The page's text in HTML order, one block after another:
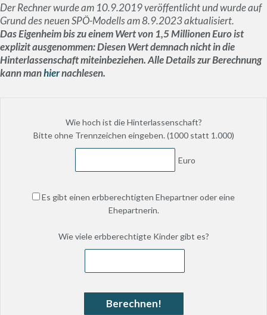
Der Rechner wurde am 10.9.2019 veröffentlicht und wurde auf
Grund des neuen SPÖ-Modells am 8.9.2023 aktualisiert.
Das Eigenheim bis zu einem Wert von 1,5 Millionen Euro ist
explizit ausgenommen: Diesen Wert demnach nicht in die
Hinterlassenschaft miteinbeziehen. Alle Details zur Berechnung
kann manhiernachlesen.
Wie hoch ist die Hinterlassenschaft?
Bitte ohne Trennzeichen eingeben. (1000 statt 1.000)
Euro
Es gibt einen erbberechtigten Ehepartner oder eine
Ehepartnerin.
Wie viele erbberechtigte Kinder gibt es?
Berechnen!